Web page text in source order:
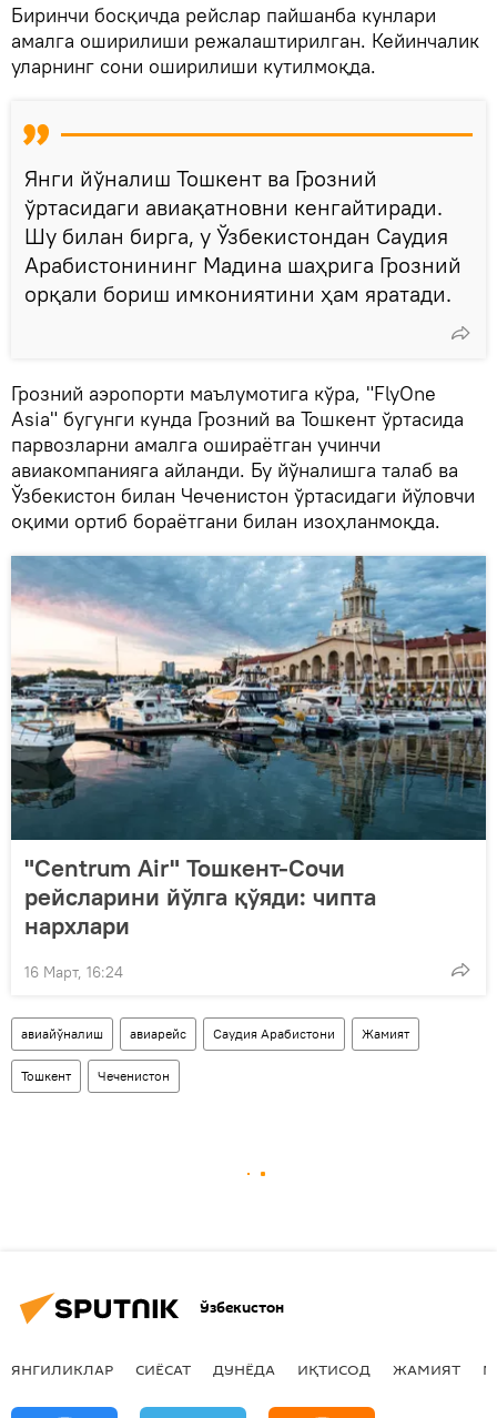
Биринчи босқичда рейслар пайшанба кунлари
амалга оширилиши режалаштирилган. Кейинчалик
уларнинг сони оширилиши кутилмоқда.
Янги йўналиш Тошкент ва Грозний
ўртасидаги авиақатновни кенгайтиради.
Шу билан бирга, у Ўзбекистондан Саудия
Арабистонининг Мадина шаҳрига Грозний
орқали бориш имкониятини ҳам яратади.
Грозний аэропорти маълумотига кўра, "FlyOne
Asia" бугунги кунда Грозний ва Тошкент ўртасида
парвозларни амалга ошираётган учинчи
авиакомпанияга айланди. Бу йўналишга талаб ва
Ўзбекистон билан Чеченистон ўртасидаги йўловчи
оқими ортиб бораётгани билан изоҳланмоқда.
"Centrum Air" Тошкент-Сочи
рейсларини йўлга қўяди: чипта
нархлари
16 Март, 16:24
авиайўналиш авиарейс Саудия Арабистони Жамият
Тошкент Чеченистон
Ўзбекистон
ЯНГИЛИКЛАР СИЁСАТ ДУНЁДА ИҚТИСОД ЖАМИЯТ